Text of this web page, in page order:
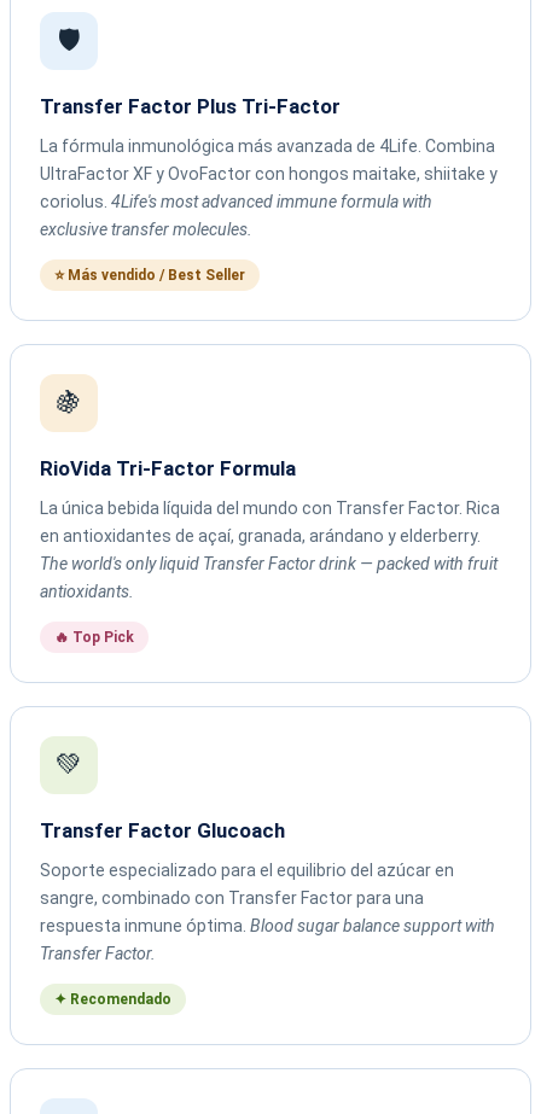
🛡️
Transfer Factor Plus Tri-Factor
La fórmula inmunológica más avanzada de 4Life. Combina
UltraFactor XF y OvoFactor con hongos maitake, shiitake y
coriolus. 4Life's most advanced immune formula with
exclusive transfer molecules.
⭐ Más vendido / Best Seller
🍇
RioVida Tri-Factor Formula
La única bebida líquida del mundo con Transfer Factor. Rica
en antioxidantes de açaí, granada, arándano y elderberry.
The world's only liquid Transfer Factor drink — packed with fruit
antioxidants.
🔥 Top Pick
💚
Transfer Factor Glucoach
Soporte especializado para el equilibrio del azúcar en
sangre, combinado con Transfer Factor para una
respuesta inmune óptima. Blood sugar balance support with
Transfer Factor.
✦ Recomendado